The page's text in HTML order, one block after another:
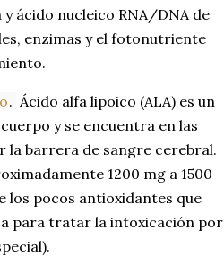
ácido nucleico RNA/DNA de
enzimas y el fotonutriente
. Ácido alfa lipoico (ALA) es un
y se encuentra en las
la barrera de sangre cerebral.
1200 mg a 1500
los pocos antioxidantes que
para tratar la intoxicación por